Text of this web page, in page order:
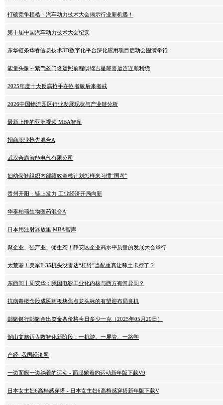
打破竞争桎梏！汽车动力技术大会揭示行业新机遇！
第十届中国汽车动力技术大会纪实
东华链条华睿信息技术3D数字化平台深化应用项目启动会圆满举行
能量头像～紫气盈门隆运照前程似锦吉星耀喜运连连顺利绕
2025年度十大反腐抢手在位者敬后来者戒
2026中国物流园区行业发展现状与产业链分析
最新上传的亚洲视频 MBA智库
招商职业抢先混合A
武汉合康智能电气有限公司
妇幼保健组织内部绩效查核计划怎样来习惯“国考”
贵州开阳：链上发力 工业经济开局向新
华泰柏瑞生物医药混合A
日本用注射器放里 MBA智库
聚企业、强产业、优生态！静安区企业高水平质量的发展大会举行
太荒谬！美军F-35机头没雷达“杠铃”当配重真让稀土卡脖了？
东西问丨周安华：我国电影工业化内核与西方有何异同？
抗病毒概念股成医药板块焦点龙头标的有望迎布局良机
邮储银行邮储金出资金条价格今日多少一克（2025年05月29日）
韶山文旅迈入数智化新阶段：一机游、一屏管、一路学
产经_我国经济网
一边面膜一边躺着的运动 - 面膜躺着的运动新年版下载V9
日本女主妇6高档感穿搭 - 日本女主妇6高档感穿搭新年版下载V